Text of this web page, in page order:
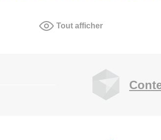
Tout afficher